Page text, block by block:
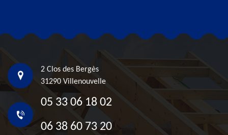
2 Clos des Bergès
31290 Villenouvelle
05 33 06 18 02
06 38 60 73 20